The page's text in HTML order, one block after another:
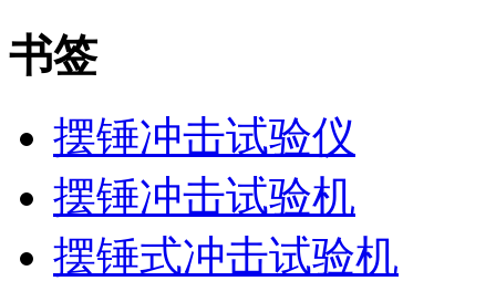
书签
摆锤冲击试验仪
摆锤冲击试验机
摆锤式冲击试验机